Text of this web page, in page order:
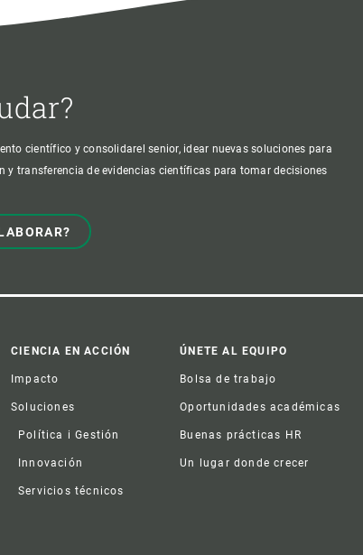
científico y consolidarel senior, idear nuevas soluciones para
y transferencia de evidencias científicas para tomar decisiones
CIENCIA EN ACCIÓN
Impacto
Soluciones
Política i Gestión
Innovación
Servicios técnicos
ÚNETE AL EQUIPO
Bolsa de trabajo
Oportunidades académicas
Buenas prácticas HR
Un lugar donde crecer